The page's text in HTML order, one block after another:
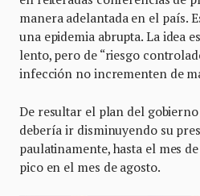
manera adelantada en el país.
una epidemia abrupta. La idea
lento, pero de “riesgo
infección no incrementen de
De resultar el plan del
debería ir disminuyendo su
paulatinamente, hasta el mes
pico en el mes de agosto.